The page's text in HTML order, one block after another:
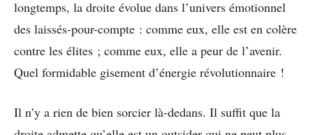
longtemps, la droite évolue dans l’univers émotionnel
des laissés-pour-compte : comme eux, elle est en colère
contre les élites ; comme eux, elle a peur de l’avenir.
Quel formidable gisement d’énergie révolutionnaire !
Il n’y a rien de bien sorcier là-dedans. Il suffit que la